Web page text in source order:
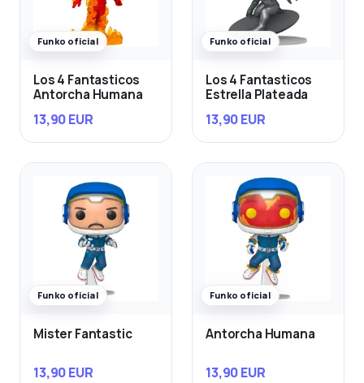
Funko oficial
Los 4 Fantasticos
Antorcha Humana
13,90 EUR
Funko oficial
Los 4 Fantasticos
Estrella Plateada
13,90 EUR
Funko oficial
Mister Fantastic
13,90 EUR
Funko oficial
Antorcha Humana
13,90 EUR